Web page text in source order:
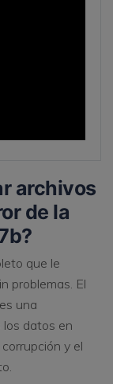
archivos
de la
que le
problemas. El
una
datos en
y el